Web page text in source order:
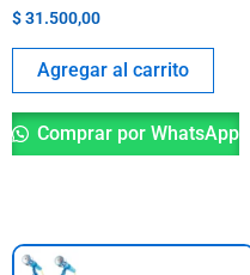
$31.500,00
Agregar al carrito
Comprar por WhatsApp